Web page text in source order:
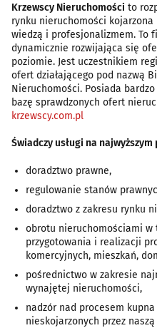
Krzewscy Nieruchomości to
rynku nieruchomości
wiedzą i profesjonalizmem. To
dynamicznie rozwijająca się
poziomie. Jest uczestnikiem
ofert działającego pod nazwą
Nieruchomości. Posiada
bazę sprawdzonych ofert
krzewscy.com.pl
Świadczy usługi na
doradztwo prawne,
regulowanie stanów
doradztwo z zakresu rynku
obrotu nieruchomościami w
przygotowania i realizacji
komercyjnych, mieszkań,
pośrednictwo w zakresie
wynajętej nieruchomości,
nadzór nad procesem
nieskojarzonych przez